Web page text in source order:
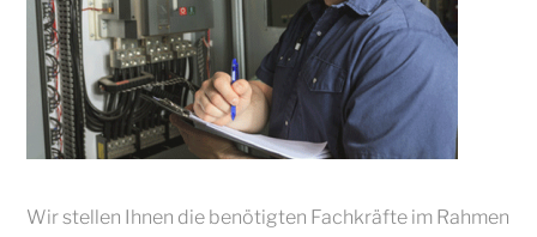
Wir stellen Ihnen die benötigten Fachkräfte im Rahmen